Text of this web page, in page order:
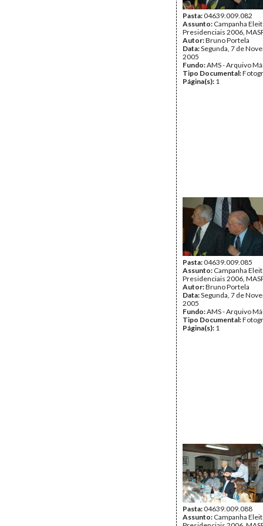
Pasta:04639.009.082
Assunto: Campanha
Presidenciais 2006,
Autor:Bruno Portela
Data:Segunda, 7 de
2005
Fundo:AMS - Arquivo
Tipo Documental:
Página(s): 1
Pasta:04639.009.085
Assunto: Campanha
Presidenciais 2006,
Autor:Bruno Portela
Data:Segunda, 7 de
2005
Fundo:AMS - Arquivo
Tipo Documental:
Página(s): 1
Pasta:04639.009.088
Assunto: Campanha